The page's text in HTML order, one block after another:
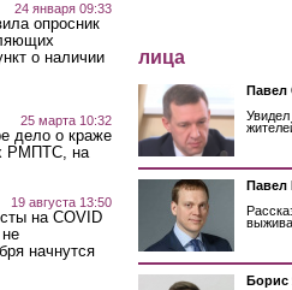
24 января 09:33
опросник
о наличии
25 марта 10:32
дело о краже
РМПТС, на
19 августа 13:50
на COVID
начнутся
лица
Павел
Увидел
Павел
Борис